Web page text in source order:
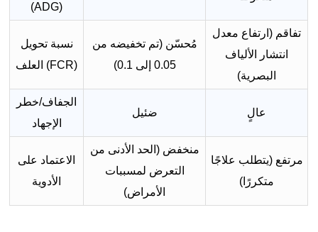
(ADG)
نسبة تحويل
العلف (FCR)
مُحسّن (تم تخفيضه من
0.05 إلى 0.1)
تفاقم (ارتفاع معدل
انتشار الألياف
البصرية)
الجفاف/خطر
الإجهاد
ضئيل عالٍ
الاعتماد على
الأدوية
منخفض (الحد الأدنى من
التعرض لمسببات
الأمراض)
مرتفع (يتطلب علاجًا
متكررًا)